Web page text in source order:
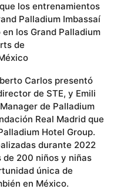
los entrenamientos
Palladium Imbassaí
los Grand Palladium
de
Carlos presentó
de STE, y Emili
de Palladium
Real Madrid que
Hotel Group.
durante 2022
de 200 niños y niñas
única de
en México.